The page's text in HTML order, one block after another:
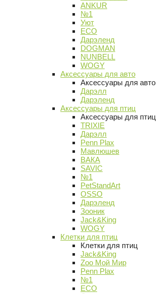
ANKUR
№1
Уют
ECO
Дарэленд
DOGMAN
NUNBELL
WOGY
Аксессуары для авто
Аксессуары для авто
Дарэлл
Дарэленд
Аксессуары для птиц
Аксессуары для птиц
TRIXIE
Дарэлл
Penn Plax
Мавлюшев
ВАКА
SAVIC
№1
PetStandArt
OSSO
Дарэленд
Зооник
Jack&King
WOGY
Клетки для птиц
Клетки для птиц
Jack&King
Zoo Мой Мир
Penn Plax
№1
ECO